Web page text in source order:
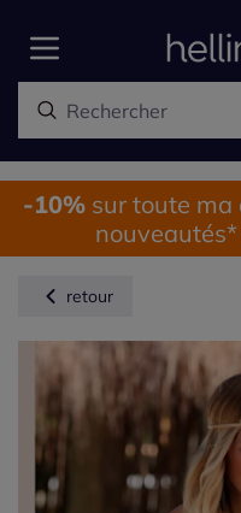
-10%sur toute ma
retour